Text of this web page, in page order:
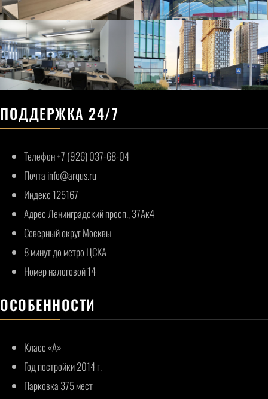
ПОДДЕРЖКА 24/7
Телефон+7 (926) 037-68-04
Почта info@arqus.ru
Индекс 125167
Адрес Ленинградский просп., 37Ак4
Северный округ Москвы
8 минут до метро ЦСКА
Номер налоговой 14
ОСОБЕННОСТИ
Класс «А»
Год постройки 2014 г.
Парковка 375 мест